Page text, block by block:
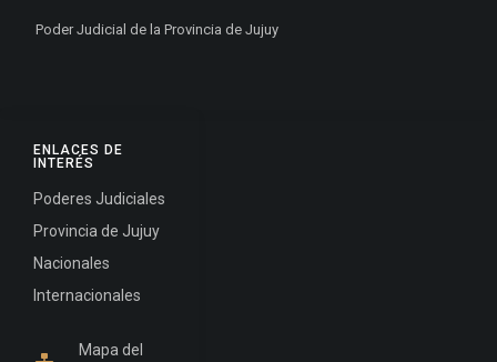
ENLACES DE
INTERÉS
Poderes Judiciales
Provincia de Jujuy
Nacionales
Internacionales
Mapa del
Poder Judicial de la Provincia de Jujuy